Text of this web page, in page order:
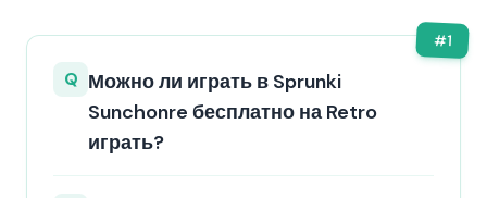
#1
Q Можно ли играть в Sprunki
Sunchonre бесплатно на Retro
играть?